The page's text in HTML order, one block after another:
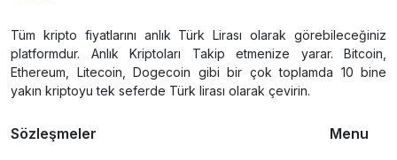
Tüm kripto fiyatlarını anlık Türk Lirası olarak görebileceğiniz
platformdur. Anlık Kriptoları Takip etmenize yarar. Bitcoin,
Ethereum, Litecoin, Dogecoin gibi bir çok toplamda 10 bine
yakın kriptoyu tek seferde Türk lirası olarak çevirin.
Sözleşmeler Menu